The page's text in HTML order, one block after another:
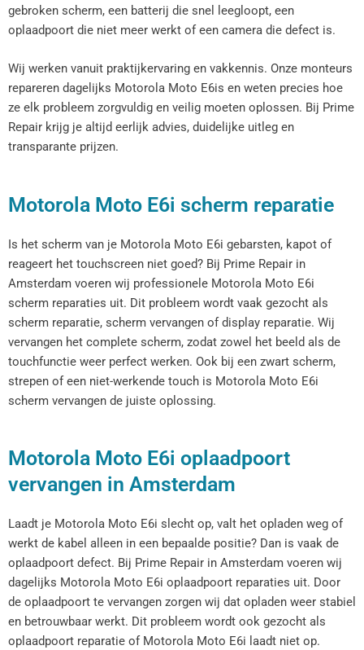
gebroken scherm, een batterij die snel leegloopt, een
oplaadpoort die niet meer werkt of een camera die defect is.
Wij werken vanuit praktijkervaring en vakkennis. Onze monteurs
repareren dagelijks Motorola Moto E6is en weten precies hoe
ze elk probleem zorgvuldig en veilig moeten oplossen. Bij Prime
Repair krijg je altijd eerlijk advies, duidelijke uitleg en
transparante prijzen.
Motorola Moto E6i scherm reparatie
Is het scherm van je Motorola Moto E6i gebarsten, kapot of
reageert het touchscreen niet goed? Bij Prime Repair in
Amsterdam voeren wij professionele Motorola Moto E6i
scherm reparaties uit. Dit probleem wordt vaak gezocht als
scherm reparatie, scherm vervangen of display reparatie. Wij
vervangen het complete scherm, zodat zowel het beeld als de
touchfunctie weer perfect werken. Ook bij een zwart scherm,
strepen of een niet-werkende touch is Motorola Moto E6i
scherm vervangen de juiste oplossing.
Motorola Moto E6i oplaadpoort
vervangen in Amsterdam
Laadt je Motorola Moto E6i slecht op, valt het opladen weg of
werkt de kabel alleen in een bepaalde positie? Dan is vaak de
oplaadpoort defect. Bij Prime Repair in Amsterdam voeren wij
dagelijks Motorola Moto E6i oplaadpoort reparaties uit. Door
de oplaadpoort te vervangen zorgen wij dat opladen weer stabiel
en betrouwbaar werkt. Dit probleem wordt ook gezocht als
oplaadpoort reparatie of Motorola Moto E6i laadt niet op.